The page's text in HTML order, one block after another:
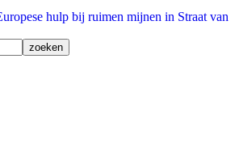
hulp bij ruimen mijnen in Straat van